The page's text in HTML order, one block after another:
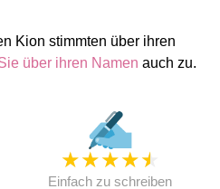
Kion stimmten über ihren
über ihren Namen auch zu.
★★★★★
Einfach zu schreiben